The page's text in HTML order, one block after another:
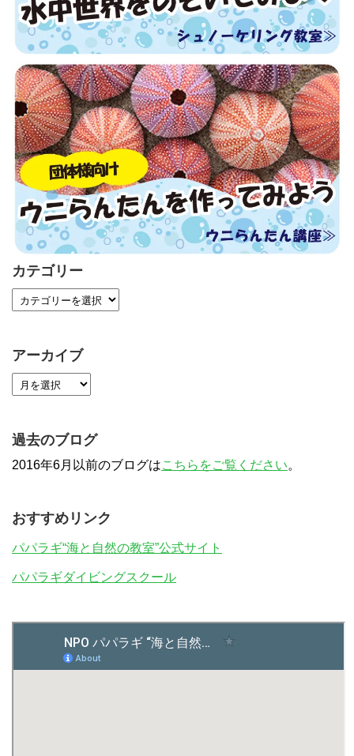
カテゴリー
アーカイブ
過去のブログ
2016年6月以前のブログはこちらをご覧ください。
おすすめリンク
パパラギ“海と自然の教室”公式サイト
パパラギダイビングスクール